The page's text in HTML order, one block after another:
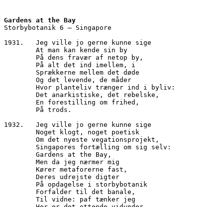
Gardens at the Bay
Storbybotanik 6 – Singapore
1931.	Jeg ville jo gerne kunne sige
        At man kan kende sin by
        På dens fravær af netop by,
        På alt det ind imellem, i
        Sprækkerne mellem det døde
        Og det levende, de måder
        Hvor planteliv trænger ind i byliv:
        Det anarkistiske, det rebelske,
        En forestilling om frihed,
        På trods.
1932.	Jeg ville jo gerne kunne sige
        Noget klogt, noget poetisk
        Om det nyeste vegationsprojekt,
        Singapores fortælling om sig selv:
        Gardens at the Bay,
        Men da jeg nærmer mig
        Kører metaforerne fast,
        Deres udrejste digter
        På opdagelse i storbybotanik
        Forfalder til det banale,
        Til vidne: paf tænker jeg